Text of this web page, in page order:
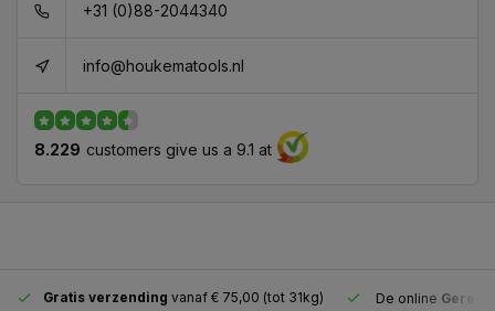
+31 (0)88-2044340
info@houkematools.nl
8.229 customers give us a 9.1 at
Gratis verzending vanaf € 75,00 (tot 31kg) De online